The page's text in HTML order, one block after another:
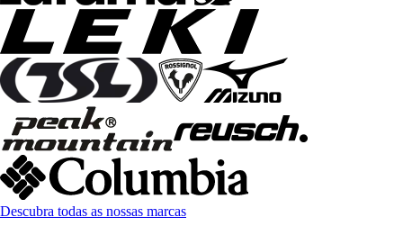
Descubra todas as nossas marcas